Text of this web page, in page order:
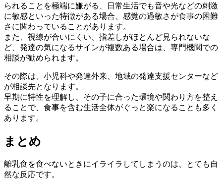
られることを極端に嫌がる、日常生活でも音や光などの刺激
に敏感といった特徴がある場合、感覚の過敏さが食事の困難
さに関わっていることがあります。
また、視線が合いにくい、指差しがほとんど見られないな
ど、発達の気になるサインが複数ある場合は、専門機関での
相談が勧められます。
その際は、小児科や発達外来、地域の発達支援センターなど
が相談先となります。
早期に特性を理解し、その子に合った環境や関わり方を整え
ることで、食事を含む生活全体がぐっと楽になることも多く
あります。
まとめ
離乳食を食べないときにイライラしてしまうのは、とても自
然な反応です。